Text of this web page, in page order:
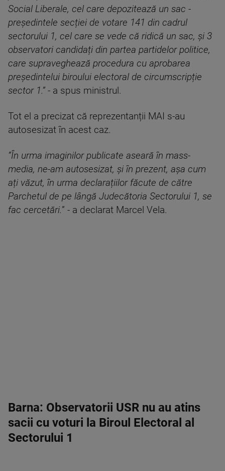
Social Liberale, cel care depozitează un sac -
președintele secției de votare 141 din cadrul
sectorului 1, cel care se vede că ridică un sac, și 3
observatori candidați din partea partidelor politice,
care supraveghează procedura cu aprobarea
președintelui biroului electoral de circumscripție
sector 1.” - a spus ministrul.
Tot el a precizat că reprezentanții MAI s-au
autosesizat în acest caz.
”În urma imaginilor publicate aseară în mass-
media, ne-am autosesizat, și în prezent, așa cum
ați văzut, în urma declarațiilor făcute de către
Parchetul de pe lângă Judecătoria Sectorului 1, se
fac cercetări.” - a declarat Marcel Vela.
Barna: Observatorii USR nu au atins
sacii cu voturi la Biroul Electoral al
Sectorului 1